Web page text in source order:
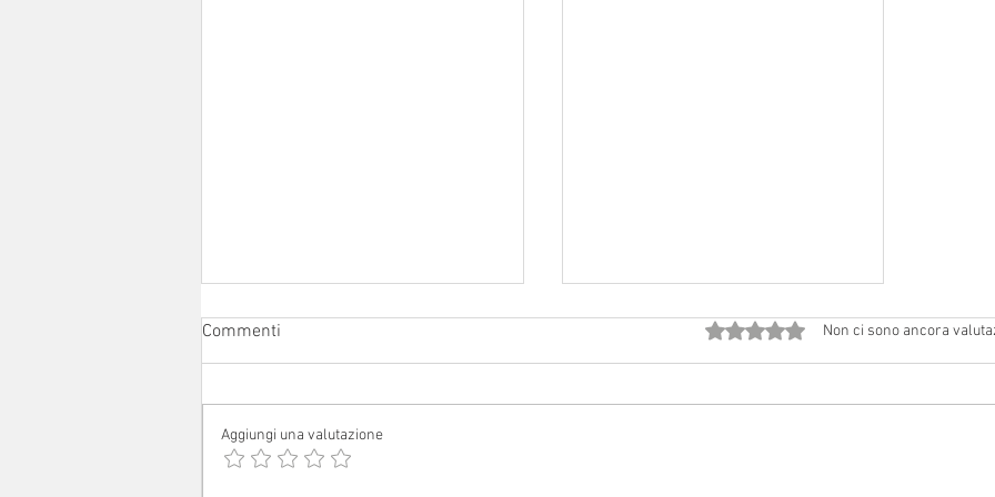
Commenti Valutazione 0 stelle su 5.
Non ci sono ancora
Aggiungi una valutazione